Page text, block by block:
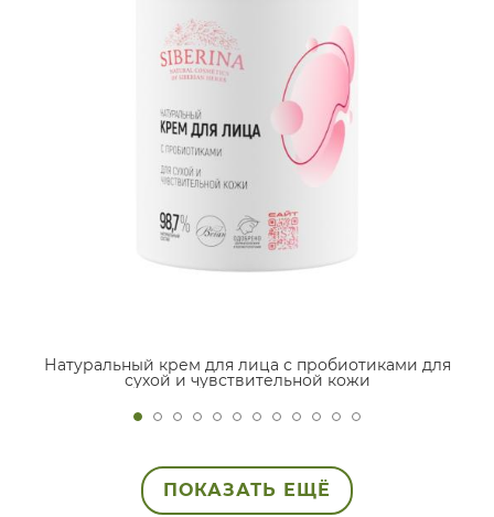
Натуральный крем для лица с пробиотиками для
сухой и чувствительной кожи
ПОКАЗАТЬ ЕЩЁ